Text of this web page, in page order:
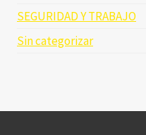
SEGURIDAD Y TRABAJO
Sin categorizar